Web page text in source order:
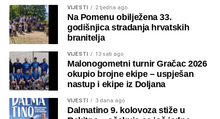
VIJESTI 2 tjedna ago
Na Pomenu obilježena 33.
godišnjica stradanja hrvatskih
branitelja
VIJESTI 13 sati ago
Malonogometni turnir Gračac 2026
okupio brojne ekipe – uspješan
nastup i ekipe iz Doljana
VIJESTI 3 dana ago
Dalmatino 9. kolovoza stiže u